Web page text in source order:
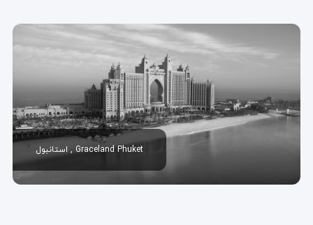
Graceland Phuket , استانبول